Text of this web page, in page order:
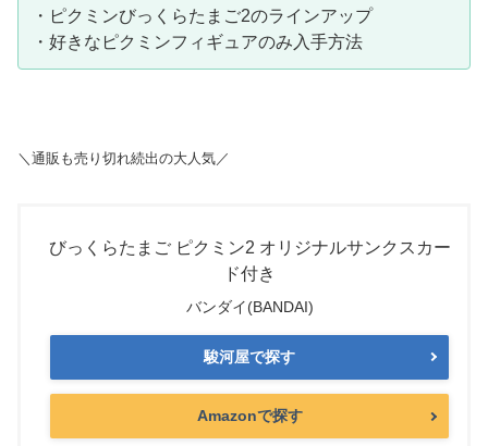
・ピクミンびっくらたまご2のラインアップ
・好きなピクミンフィギュアのみ入手方法
＼通販も売り切れ続出の大人気／
びっくらたまご ピクミン2 オリジナルサンクスカー
ド付き
バンダイ(BANDAI)
駿河屋で探す
Amazonで探す